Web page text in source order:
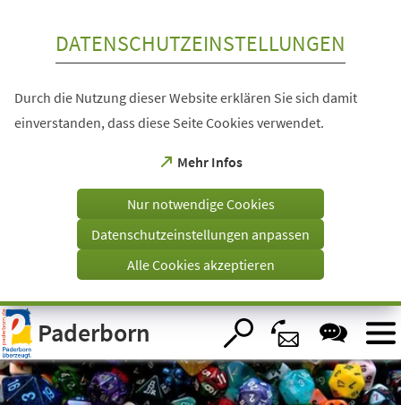
Visuelle
Assistenzsoftware
öffnen.
DATENSCHUTZEINSTELLUNGEN
Durch die Nutzung dieser Website erklären Sie sich damit
einverstanden, dass diese Seite Cookies verwendet.
Mehr Infos
(Öffnet
einem
Tab)
Nur notwendige Cookies
Datenschutzeinstellungen anpassen
Alle Cookies akzeptieren
Paderborn